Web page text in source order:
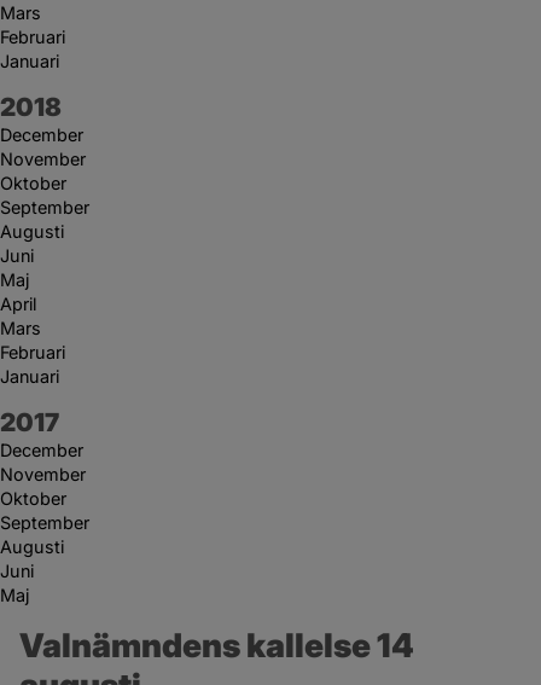
Mars
Februari
Januari
År:
2018
December
November
Oktober
September
Augusti
Juni
Maj
April
Mars
Februari
Januari
År:
2017
December
November
Oktober
September
Augusti
Juni
Maj
Valnämndens kallelse 14